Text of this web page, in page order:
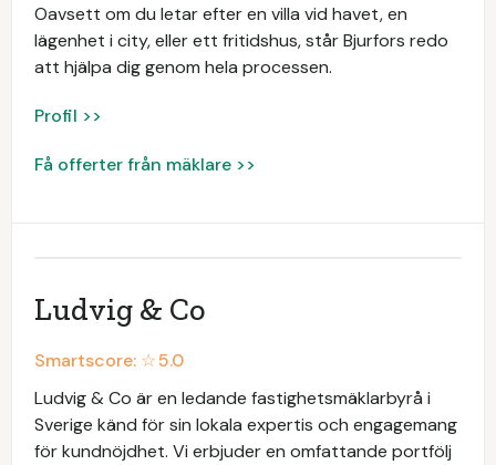
Oavsett om du letar efter en villa vid havet, en
lägenhet i city, eller ett fritidshus, står Bjurfors redo
att hjälpa dig genom hela processen.
Profil >>
Få offerter från mäklare >>
Ludvig & Co
Smartscore: ☆5.0
Ludvig & Co är en ledande fastighetsmäklarbyrå i
Sverige känd för sin lokala expertis och engagemang
för kundnöjdhet. Vi erbjuder en omfattande portfölj